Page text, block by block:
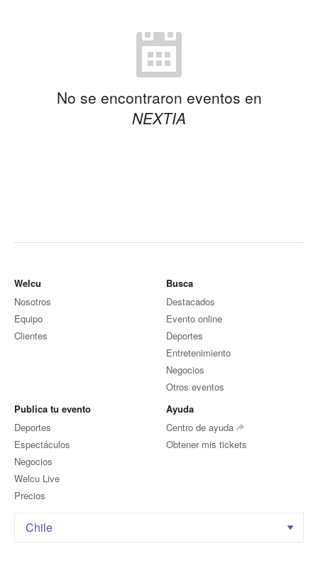
No se encontraron eventos en
NEXTIA
Welcu
Nosotros
Equipo
Clientes
Busca
Destacados
Evento online
Deportes
Entretenimiento
Negocios
Otros eventos
Publica tu evento
Deportes
Espectáculos
Negocios
Welcu Live
Precios
Ayuda
Centro de ayuda
Obtener mis tickets
Chile